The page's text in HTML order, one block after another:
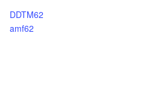
DDTM62
amf62